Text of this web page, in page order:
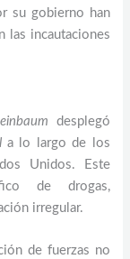
su gobierno han
las incautaciones
desplegó
a lo largo de los
Unidos. Este
de drogas,
irregular.
de fuerzas no